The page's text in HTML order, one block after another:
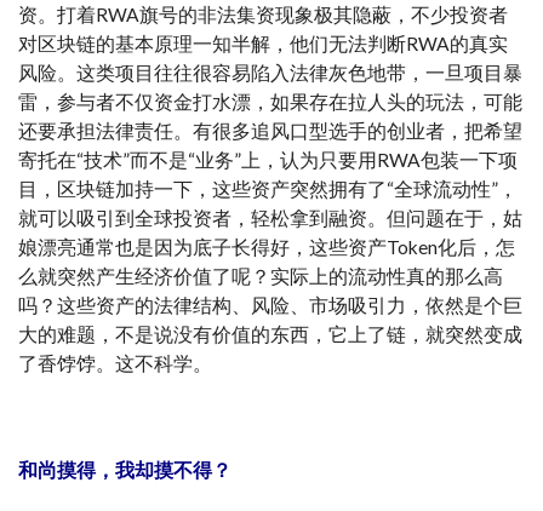
资。打着RWA旗号的非法集资现象极其隐蔽，不少投资者
对区块链的基本原理一知半解，他们无法判断RWA的真实
风险。这类项目往往很容易陷入法律灰色地带，一旦项目暴
雷，参与者不仅资金打水漂，如果存在拉人头的玩法，可能
还要承担法律责任。有很多追风口型选手的创业者，把希望
寄托在“技术”而不是“业务”上，认为只要用RWA包装一下项
目，区块链加持一下，这些资产突然拥有了“全球流动性”，
就可以吸引到全球投资者，轻松拿到融资。但问题在于，姑
娘漂亮通常也是因为底子长得好，这些资产Token化后，怎
么就突然产生经济价值了呢？实际上的流动性真的那么高
吗？这些资产的法律结构、风险、市场吸引力，依然是个巨
大的难题，不是说没有价值的东西，它上了链，就突然变成
了香饽饽。这不科学。
和尚摸得，我却摸不得？